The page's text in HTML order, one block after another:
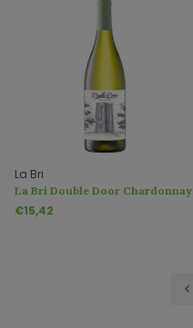
La Bri
La Bri Double Door Chardonnay
Viognier
€15,42